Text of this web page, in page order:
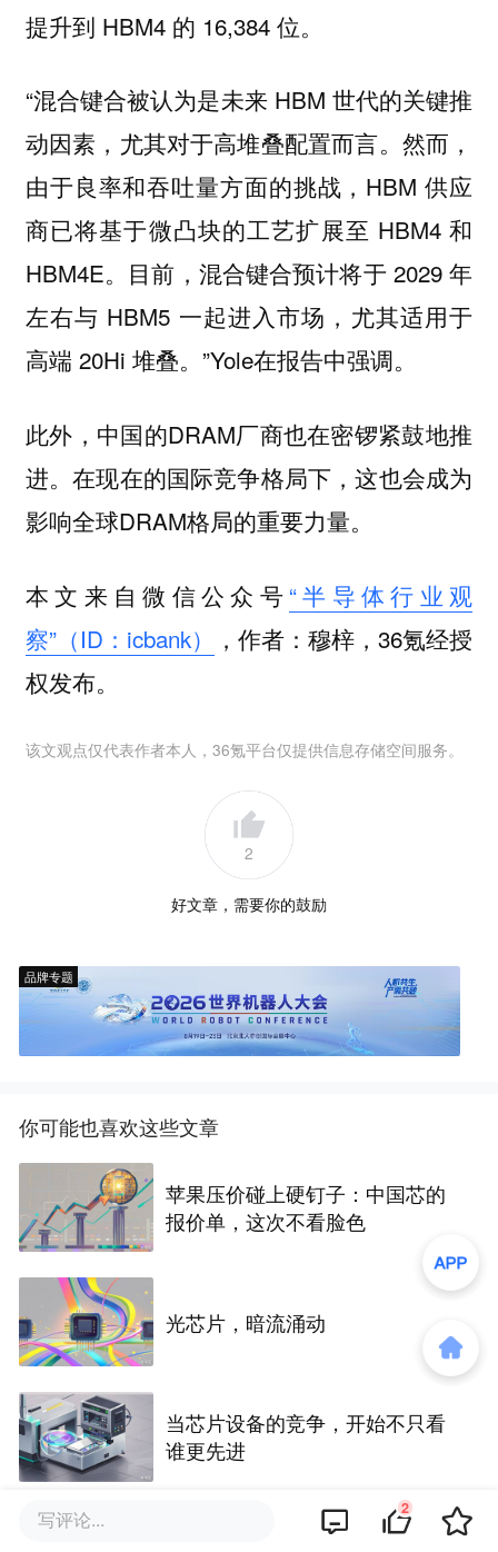
提升到 HBM4 的 16,384 位。
“混合键合被认为是未来 HBM 世代的关键推
动因素，尤其对于高堆叠配置而言。然而，
由于良率和吞吐量方面的挑战，HBM 供应
商已将基于微凸块的工艺扩展至 HBM4 和
HBM4E。目前，混合键合预计将于 2029 年
左右与 HBM5 一起进入市场，尤其适用于
高端 20Hi 堆叠。”Yole在报告中强调。
此外，中国的DRAM厂商也在密锣紧鼓地推
进。在现在的国际竞争格局下，这也会成为
影响全球DRAM格局的重要力量。
本文来自微信公众号 “半导体行业观
察”（ID：icbank）
，作者：穆梓，36氪经授
权发布。
该文观点仅代表作者本人，36氪平台仅提供信息存储空间服务。
2
好文章，需要你的鼓励
品牌专题
你可能也喜欢这些文章
苹果压价碰上硬钉子：中国芯的
报价单，这次不看脸色
光芯片，暗流涌动
当芯片设备的竞争，开始不只看
谁更先进
养猪也要用芯片，这玩意终于造
写评论... 2